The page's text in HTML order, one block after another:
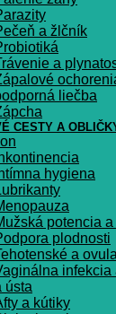
a žlčník
a
liečba
CESTY A
hygiena
potencia
plodnosti
a
infekcia
ústa
a kútiky